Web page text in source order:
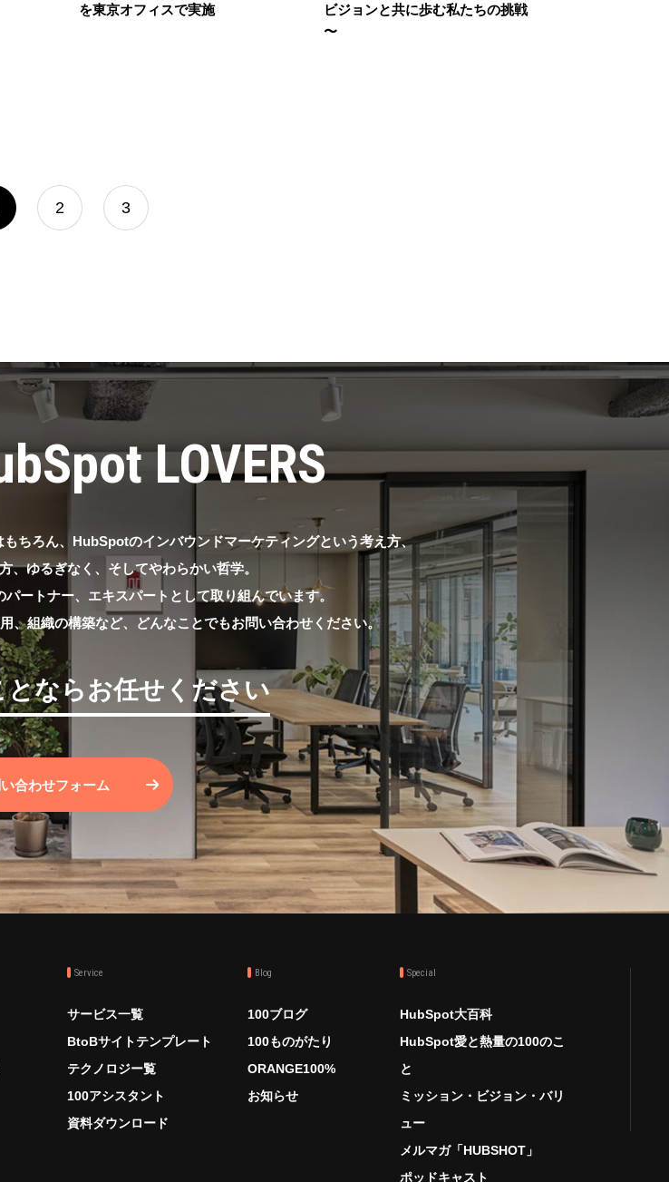
を東京オフィスで実施
ビジョンと共に歩む私たちの挑戦
〜
2 3
LOVERS
ちろん、 HubSpotのインバウンドマーケティングという考え方、
、ゆるぎなく、そしてやわらかい哲学。
ートナー、 エキスパートとして取り組んでいます。
、組織の構築など、どんなことでもお問い合わせください。
ならお任せください
合わせフォーム
Service
サービス一覧
BtoBサイトテンプレート
テクノロジー覧
100アシスタント
資料ダウンロード
Blog
100ブログ
100ものがたり
ORANGE100%
お知らせ
Special
HubSpot大百科
HubSpot愛と熱量の100のこ
と
ミッション・ビジョン・バリ
ュー
メルマガ「HUBSHOT」
ポッドキャスト